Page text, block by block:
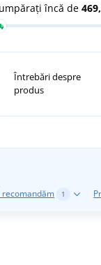
încă de
Întrebări despre
produs
recomandăm 1